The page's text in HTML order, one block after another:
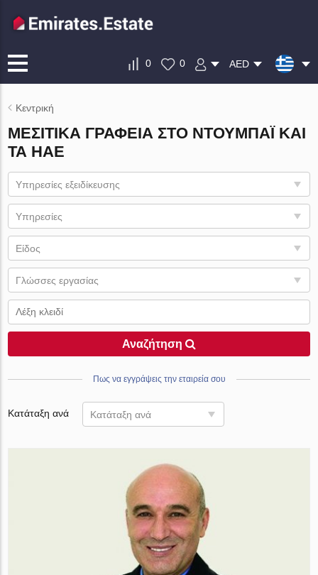
0 0 AED
Κεντρική
ΜΕΣΙΤΙΚΆ ΓΡΑΦΕΊΑ ΣΤΟ ΝΤΟΥΜΠΆΙ ΚΑΙ
ΤΑ ΗΑΕ
Υπηρεσίες εξειδίκευσης
Υπηρεσίες
Είδος
Γλώσσες εργασίας
Αναζήτηση
Πως να εγγράψεις την εταιρεία σου
Κατάταξη ανά Κατάταξη ανά